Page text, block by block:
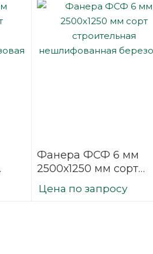
Фанера ФСФ 6 мм
2500х1250 мм сорт
строительная
нешлифованная
Цена по запросу